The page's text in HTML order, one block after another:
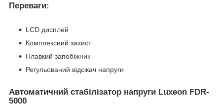
Переваги:
LCD дисплей
Комплексний захист
Плавкий запобіжник
Регульований відсікач напруги
Автоматичний стабілізатор напруги Luxeon FDR-
5000